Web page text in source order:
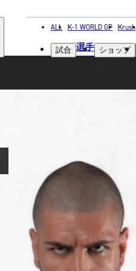
ALL K-1 WORLD GP Krush
試合 選手 ショップ